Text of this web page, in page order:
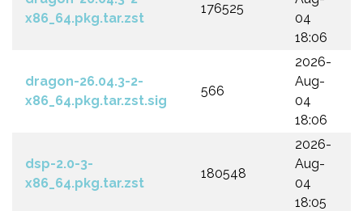
x86_64.pkg.tar.zst
176525
04
18:06
dragon-26.04.3-2-
x86_64.pkg.tar.zst.sig
566
2026-
Aug-
04
18:06
dsp-2.0-3-
x86_64.pkg.tar.zst
180548
2026-
Aug-
04
18:05